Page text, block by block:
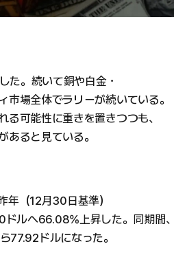
た。続いて銅や白金・
場全体でラリーが続いている。
可能性に重きを置きつつも、
あると見ている。
年（12月30日基準）
ルへ66.08%上昇した。同期間、
77.92ドルになった。